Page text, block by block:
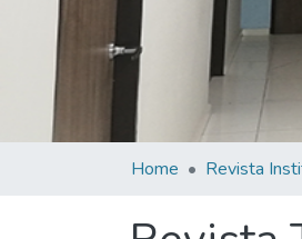
Home Revista